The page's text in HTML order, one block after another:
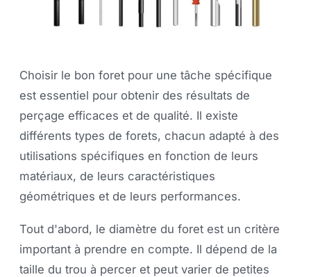
Choisir le bon foret pour une tâche spécifique
est essentiel pour obtenir des résultats de
perçage efficaces et de qualité. Il existe
différents types de forets, chacun adapté à des
utilisations spécifiques en fonction de leurs
matériaux, de leurs caractéristiques
géométriques et de leurs performances.
Tout d'abord, le diamètre du foret est un critère
important à prendre en compte. Il dépend de la
taille du trou à percer et peut varier de petites